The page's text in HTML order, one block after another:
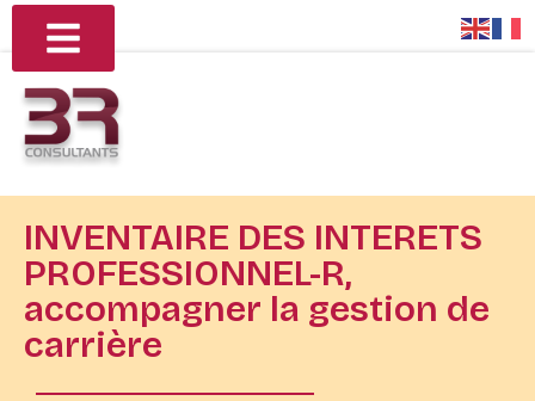
INVENTAIRE DES INTERETS
PROFESSIONNEL-R,
accompagner la gestion de
carrière